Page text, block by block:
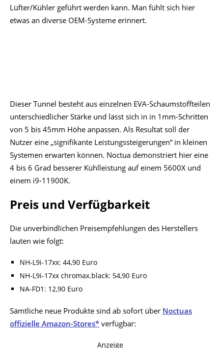
Lüfter/Kühler geführt werden kann. Man fühlt sich hier
etwas an diverse OEM-Systeme erinnert.
Dieser Tunnel besteht aus einzelnen EVA-Schaumstoffteilen
unterschiedlicher Stärke und lässt sich in in 1mm-Schritten
von 5 bis 45mm Höhe anpassen. Als Resultat soll der
Nutzer eine „signifikante Leistungssteigerungen“ in kleinen
Systemen erwarten können. Noctua demonstriert hier eine
4 bis 6 Grad besserer Kühlleistung auf einem 5600X und
einem i9-11900K.
Preis und Verfügbarkeit
Die unverbindlichen Preisempfehlungen des Herstellers
lauten wie folgt:
NH-L9i-17xx: 44,90 Euro
NH-L9i-17xx chromax.black: 54,90 Euro
NA-FD1: 12,90 Euro
Sämtliche neue Produkte sind ab sofort über Noctuas
offizielle Amazon-Stores* verfügbar:
Anzeige